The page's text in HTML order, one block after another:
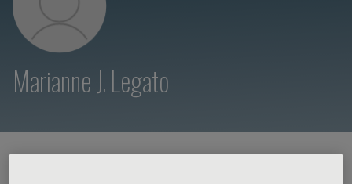
Marianne J. Legato
HOME PAGE / CORSI ED EVENTI / RELATORE